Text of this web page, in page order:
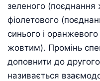
зеленого (поєднання
фіолетового
синього і
жовтим). Промінь
доповнити до
називається